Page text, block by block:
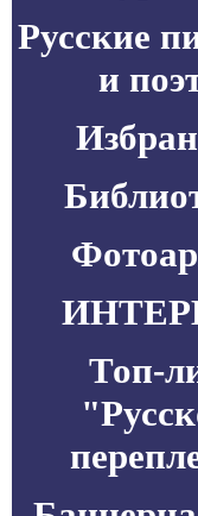
Русские
и
Топ-